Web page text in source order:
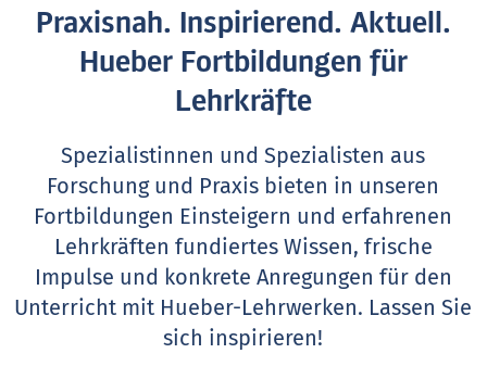
Praxisnah. Inspirierend. Aktuell.
Hueber Fortbildungen für
Lehrkräfte
Spezialistinnen und Spezialisten aus
Forschung und Praxis bieten in unseren
Fortbildungen Einsteigern und erfahrenen
Lehrkräften fundiertes Wissen, frische
Impulse und konkrete Anregungen für den
Unterricht mit Hueber-Lehrwerken. Lassen Sie
sich inspirieren!